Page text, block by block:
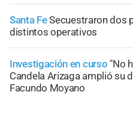
Santa FeSecuestraron dos
distintos operativos
Investigación en curso "No
Candela Arizaga amplió su
Facundo Moyano